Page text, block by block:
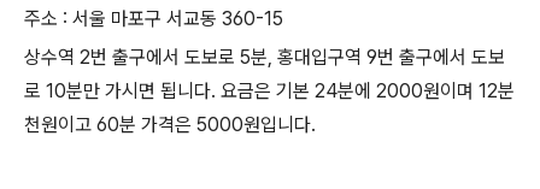
주소 : 서울 마포구 서교동 360-15
상수역 2번 출구에서 도보로 5분, 홍대입구역 9번 출구에서 도보
로 10분만 가시면 됩니다. 요금은 기본 24분에 2000원이며 12분
천원이고 60분 가격은 5000원입니다.